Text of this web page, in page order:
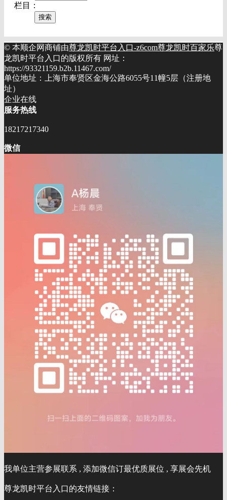
栏目：
© 本顺企网商铺由尊龙凯时平台入口-z6com尊龙凯时百家乐尊
龙凯时平台入口的版权所有 网址：
https://93321159.b2b.11467.com/
单位地址：上海市奉贤区金海公路6055号11幢5层（注册地
址）
企业在线
服务热线
18217217340
微信
我单位主营参展联系 , 添加微信订最优质展位 , 享展会先机
尊龙凯时平台入口的友情链接：